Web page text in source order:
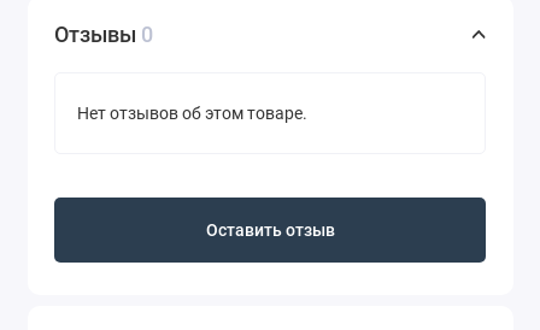
Отзывы 0
Нет отзывов об этом товаре.
Оставить отзыв